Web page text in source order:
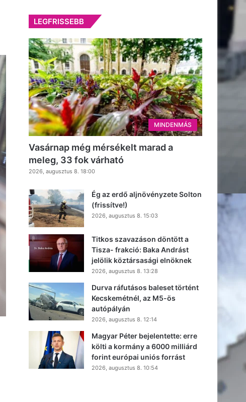
LEGFRISSEBB
MINDENMÁS
Vasárnap még mérsékelt marad a
meleg, 33 fok várható
2026, augusztus 8. 18:00
Ég az erdő aljnövényzete Solton
(frissítve!)
2026, augusztus 8. 15:03
Titkos szavazáson döntött a
Tisza- frakció: Baka Andrást
jelölik köztársasági elnöknek
2026, augusztus 8. 13:28
Durva ráfutásos baleset történt
Kecskemétnél, az M5-ös
autópályán
2026, augusztus 8. 12:14
Magyar Péter bejelentette: erre
költi a kormány a 6000 milliárd
forint európai uniós forrást
2026, augusztus 8. 10:54